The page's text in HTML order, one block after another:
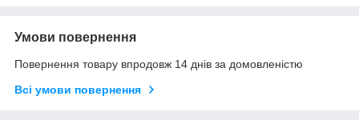
Умови повернення
Повернення товару впродовж 14 днів за домовленістю
Всі умови повернення